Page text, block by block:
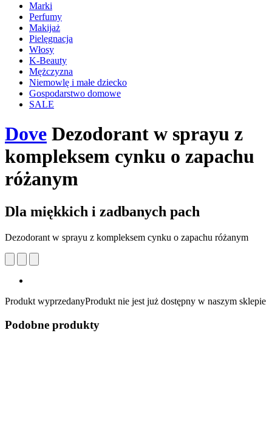
Marki
Perfumy
Makijaż
Pielęgnacja
Włosy
K-Beauty
Mężczyzna
Niemowlę i małe dziecko
Gospodarstwo domowe
SALE
Dove Dezodorant w sprayu z
kompleksem cynku o zapachu
różanym
Dla miękkich i zadbanych pach
Dezodorant w sprayu z kompleksem cynku o zapachu różanym
Produkt wyprzedanyProdukt nie jest już dostępny w naszym sklepie
Podobne produkty